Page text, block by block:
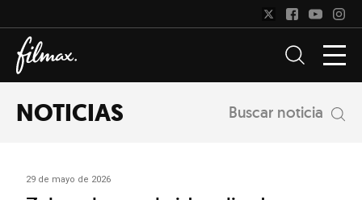
NOTICIAS Buscar noticia
29 de mayo de 2026